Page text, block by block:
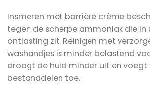
Insmeren met barrière crème
tegen de scherpe ammoniak die in
ontlasting zit. Reinigen met
washandjes is minder belastend
droogt de huid minder uit en voegt
bestanddelen toe.